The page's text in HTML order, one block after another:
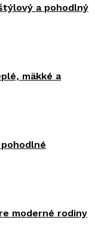
a pohodlný
mäkké a
moderné rodiny